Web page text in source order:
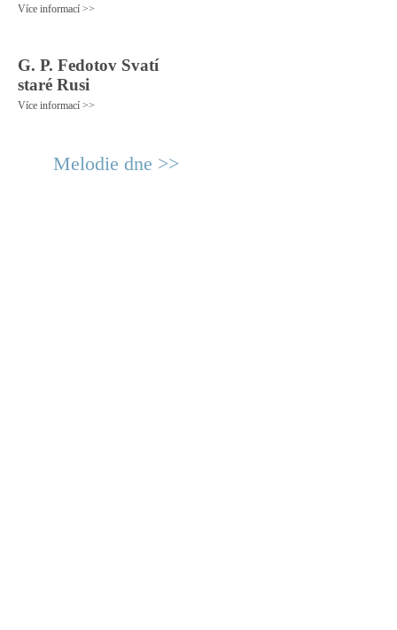
Více informací >>
G. P. Fedotov Svatí
staré Rusi
Více informací >>
Melodie dne >>